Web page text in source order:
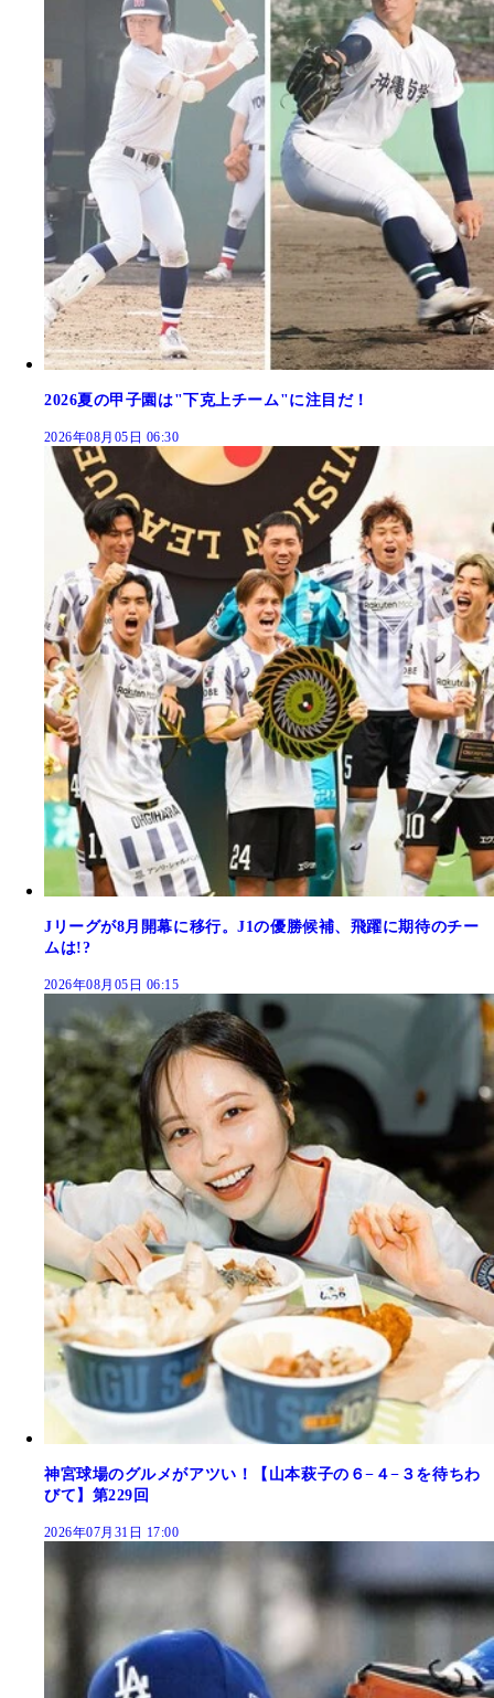
2026夏の甲子園は"下克上チーム"に注目だ！
2026年08月05日 06:30
Jリーグが8月開幕に移行。J1の優勝候補、飛躍に期待のチー
ムは!?
2026年08月05日 06:15
神宮球場のグルメがアツい！【山本萩子の６−４−３を待ちわ
びて】第229回
2026年07月31日 17:00